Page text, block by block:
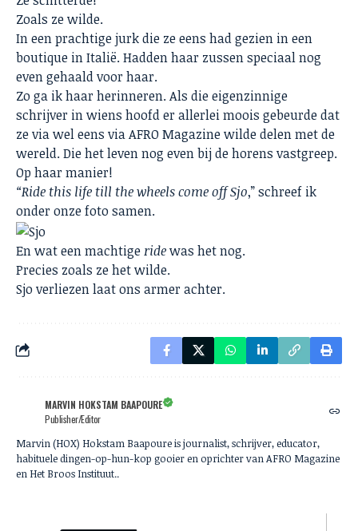
Zoals ze wilde.
In een prachtige jurk die ze eens had gezien in een
boutique in Italië. Hadden haar zussen speciaal nog
even gehaald voor haar.
Zo ga ik haar herinneren. Als die eigenzinnige
schrijver in wiens hoofd er allerlei moois gebeurde dat
ze via wel eens via AFRO Magazine wilde delen met de
wereld. Die het leven nog even bij de horens vastgreep.
Op haar manier!
“Ride this life till the wheels come off Sjo,” schreef ik
onder onze foto samen.
En wat een machtigeridewas het nog.
Precies zoals ze het wilde.
Sjo verliezen laat ons armer achter.
MARVIN HOKSTAM BAAPOURE
Publisher/Editor
Marvin (HOX) Hokstam Baapoure is journalist, schrijver, educator,
habituele dingen-op-hun-kop gooier en oprichter van AFRO Magazine
en Het Broos Instituut..